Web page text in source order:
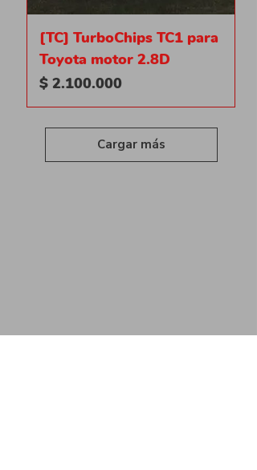
[TC] TurboChips TC1 para
Toyota motor 2.8D
Precio
$ 2.100.000
Cargar más